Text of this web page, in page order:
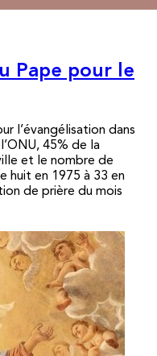
Pape pour le
l’évangélisation dans
45% de la
et le nombre de
huit en 1975 à 33 en
de prière du mois